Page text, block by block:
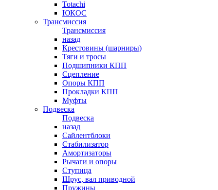
Totachi
ЮКОС
Трансмиссия
Трансмиссия
назад
Крестовины (шарниры)
Тяги и тросы
Подшипники КПП
Сцепление
Опоры КПП
Прокладки КПП
Муфты
Подвеска
Подвеска
назад
Сайлентблоки
Стабилизатор
Амортизаторы
Рычаги и опоры
Ступица
Шрус, вал приводной
Пружины